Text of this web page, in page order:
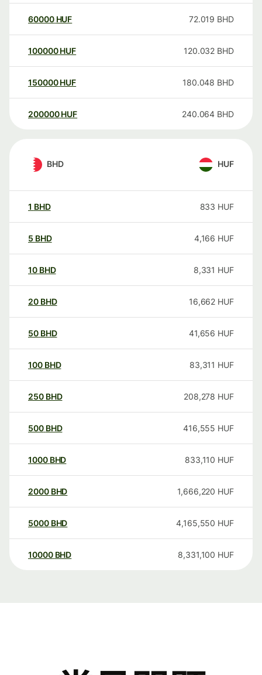
60000 HUF 72.019 BHD
100000 HUF 120.032 BHD
150000 HUF 180.048 BHD
200000 HUF 240.064 BHD
BHD HUF
1 BHD 833 HUF
5 BHD 4,166 HUF
10 BHD 8,331 HUF
20 BHD 16,662 HUF
50 BHD 41,656 HUF
100 BHD 83,311 HUF
250 BHD 208,278 HUF
500 BHD 416,555 HUF
1000 BHD 833,110 HUF
2000 BHD 1,666,220 HUF
5000 BHD 4,165,550 HUF
10000 BHD 8,331,100 HUF